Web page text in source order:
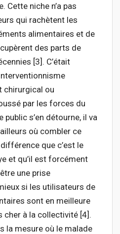
Cette niche n’a pas
qui rachètent les
alimentaires et de
des parts de
[3]. C’était
chirurgical ou
par les forces du
public s’en détourne, il va
où combler ce
que c’est le
et qu’il est forcément
une prise
si les utilisateurs de
sont en meilleure
à la collectivité [4].
la mesure où le malade